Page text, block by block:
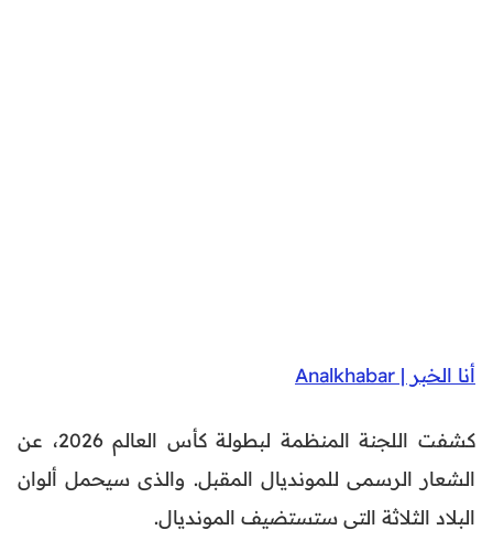
أنا الخبر | Analkhabar
كشفت اللجنة المنظمة لبطولة كأس العالم 2026، عن
الشعار الرسمى للمونديال المقبل. والذى سيحمل ألوان
البلاد الثلاثة التى ستستضيف المونديال.